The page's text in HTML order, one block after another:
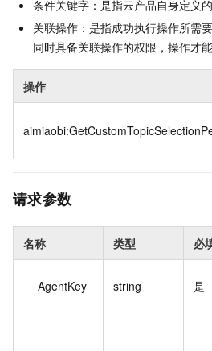
条件关键字：是指云产品自身定义的
关联操作：是指成功执行操作所需
同时具备关联操作的权限，操作才能
操作
请求参数
名称 类型 必
AgentKey string 是